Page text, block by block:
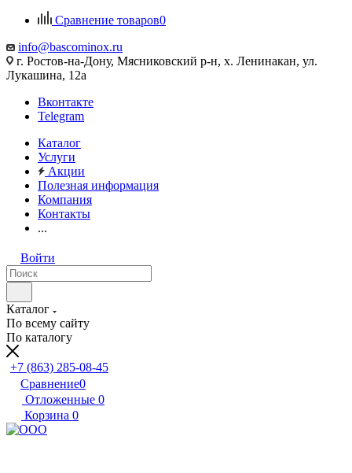
Сравнение товаров0
info@bascominox.ru
г. Ростов-на-Дону, Мясниковский р-н, х. Ленинакан, ул.
Лукашина, 12а
Вконтакте
Telegram
Каталог
Услуги
Акции
Полезная информация
Компания
Контакты
...
Войти
Каталог
По всему сайту
По каталогу
+7 (863) 285-08-45
Сравнение0
Отложенные 0
Корзина 0